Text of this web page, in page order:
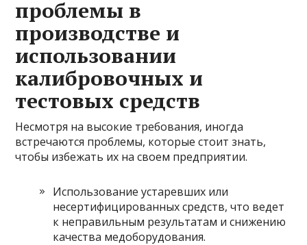
проблемы в
производстве и
использовании
калибровочных и
тестовых средств
Несмотря на высокие требования, иногда
встречаются проблемы, которые стоит знать,
чтобы избежать их на своем предприятии.
Использование устаревших или
несертифицированных средств, что ведет
к неправильным результатам и снижению
качества медоборудования.